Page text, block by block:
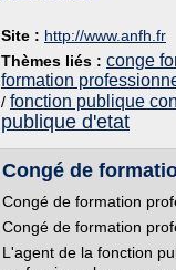
Site : http://www.anfh.fr
Thèmes liés : conge
formation
/ fonction publique
publique d'etat
Congé de
Congé de formation
Congé de formation
L'agent de la fonction